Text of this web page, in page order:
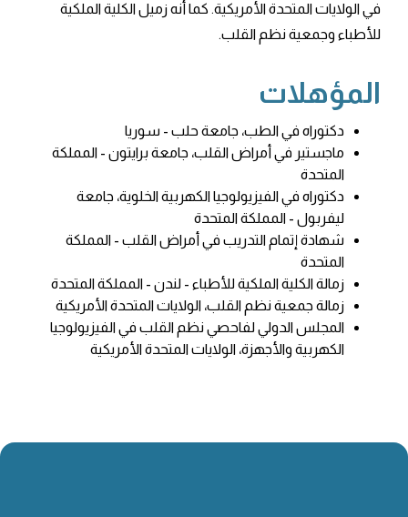
في الولايات المتحدة الأمريكية. كما أنه زميل الكلية الملكية
للأطباء وجمعية نظم القلب.
المؤهلات
دكتوراه في الطب، جامعة حلب - سوريا
ماجستير في أمراض القلب، جامعة برايتون - المملكة
المتحدة
دكتوراه في الفيزيولوجيا الكهربية الخلوية، جامعة
ليفربول - المملكة المتحدة
شهادة إتمام التدريب في أمراض القلب - المملكة
المتحدة
زمالة الكلية الملكية للأطباء - لندن - المملكة المتحدة
زمالة جمعية نظم القلب، الولايات المتحدة الأمريكية
المجلس الدولي لفاحصي نظم القلب في الفيزيولوجيا
الكهربية والأجهزة، الولايات المتحدة الأمريكية